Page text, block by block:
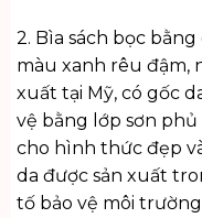
2. Bìa sách bọc
màu xanh rêu đậm,
xuất tại Mỹ, có gốc
vệ bằng lớp sơn phủ
cho hình thức đẹp
da được sản xuất
tố bảo vệ môi